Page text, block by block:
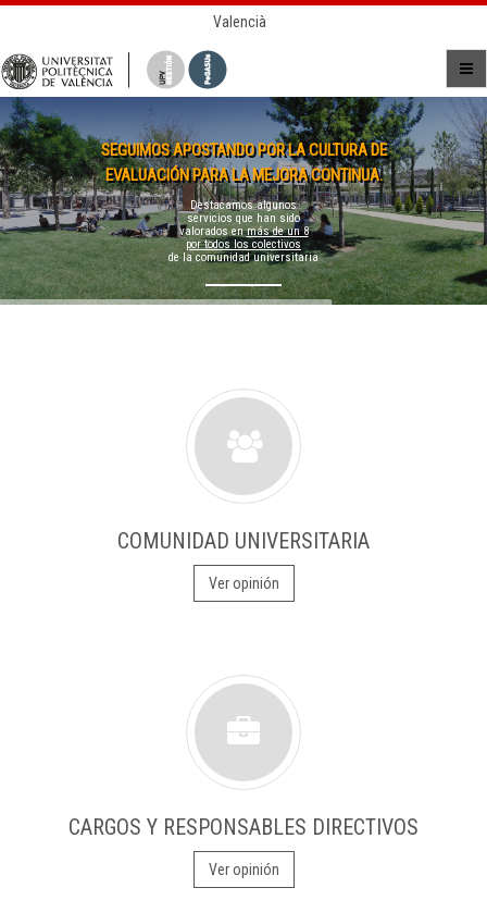
Valencià
SEGUIMOS APOSTANDO POR LA CULTURA DE
EVALUACIÓN PARA LA MEJORA CONTINUA.
Destacamos algunos
servicios que han sido
valorados enmás de un 8
por todos los colectivos
de la comunidad universitaria
COMUNIDAD UNIVERSITARIA
Ver opinión
CARGOS Y RESPONSABLES DIRECTIVOS
Ver opinión